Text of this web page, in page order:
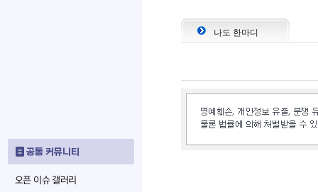
공통 커뮤니티
오픈 이슈 갤러리
나도 한마디